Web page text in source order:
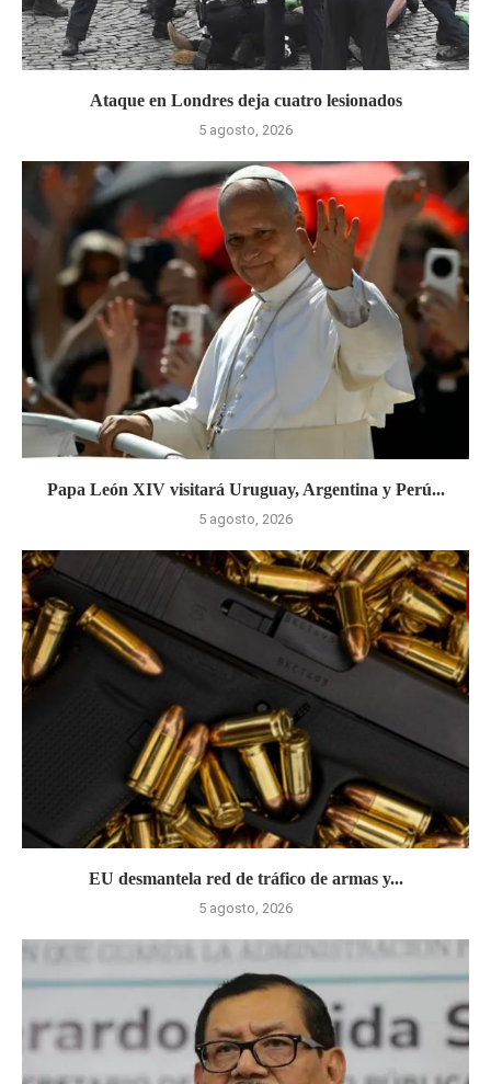
Ataque en Londres deja cuatro lesionados
5 agosto, 2026
Papa León XIV visitará Uruguay, Argentina y Perú...
5 agosto, 2026
EU desmantela red de tráfico de armas y...
5 agosto, 2026